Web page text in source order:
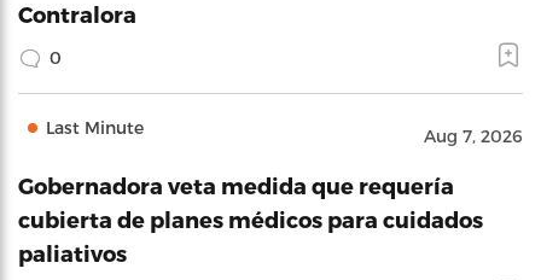
Contralora
0
Last Minute Aug 7, 2026
Gobernadora veta medida que requería
cubierta de planes médicos para cuidados
paliativos